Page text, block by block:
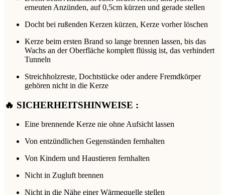
erneuten Anzünden, auf 0,5cm kürzen und gerade stellen
Docht bei rußenden Kerzen kürzen, Kerze vorher löschen
Kerze beim ersten Brand so lange brennen lassen, bis das
Wachs an der Oberfläche komplett flüssig ist, das verhindert
Tunneln
Streichholzreste, Dochtstücke oder andere Fremdkörper
gehören nicht in die Kerze
🔥 SICHERHEITSHINWEISE :
Eine brennende Kerze nie ohne Aufsicht lassen
Von entzündlichen Gegenständen fernhalten
Von Kindern und Haustieren fernhalten
Nicht in Zugluft brennen
Nicht in die Nähe einer Wärmequelle stellen